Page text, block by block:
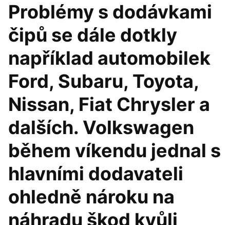
Problémy s dodávkami
čipů se dále dotkly
například automobilek
Ford, Subaru, Toyota,
Nissan, Fiat Chrysler a
dalších. Volkswagen
během víkendu jednal s
hlavními dodavateli
ohledně nároku na
náhradu škod kvůli